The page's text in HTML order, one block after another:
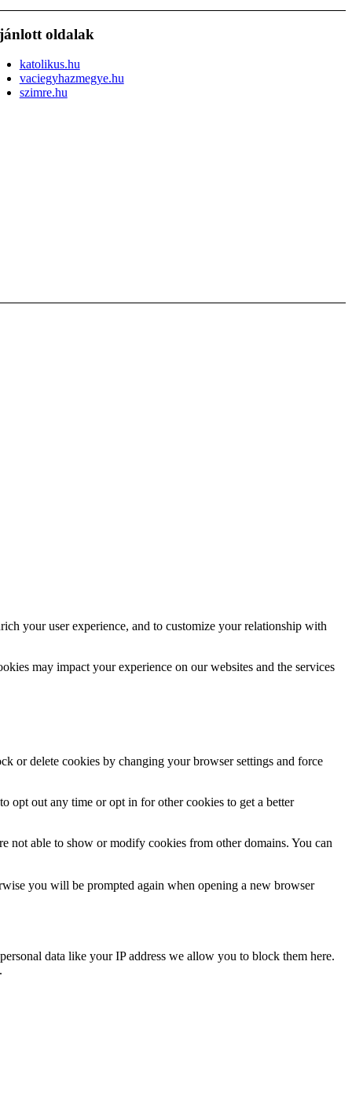
oldalak
katolikus.hu
vaciegyhazmegye.hu
szimre.hu
your user experience, and to customize your relationship with
may impact your experience on our websites and the services
or delete cookies by changing your browser settings and force
opt out any time or opt in for other cookies to get a better
not able to show or modify cookies from other domains. You can
you will be prompted again when opening a new browser
data like your IP address we allow you to block them here.